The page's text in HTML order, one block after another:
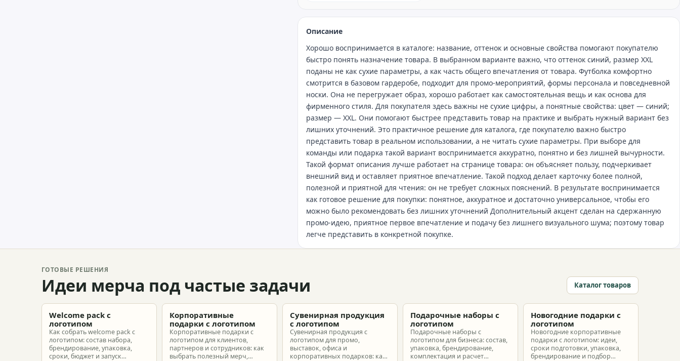
Описание
Хорошо воспринимается в каталоге: название, оттенок и основные свойства помогают покупателю
быстро понять назначение товара. В выбранном варианте важно, что оттенок синий, размер XXL
поданы не как сухие параметры, а как часть общего впечатления от товара. Футболка комфортно
смотрится в базовом гардеробе, подходит для промо‑мероприятий, формы персонала и повседневной
носки. Она не перегружает образ, хорошо работает как самостоятельная вещь и как основа для
фирменного стиля. Для покупателя здесь важны не сухие цифры, а понятные свойства: цвет — синий;
размер — XXL. Они помогают быстрее представить товар на практике и выбрать нужный вариант без
лишних уточнений. Это практичное решение для каталога, где покупателю важно быстро
представить товар в реальном использовании, а не читать сухие параметры. При выборе для
команды или подарка такой вариант воспринимается аккуратно, понятно и без лишней вычурности.
Такой формат описания лучше работает на странице товара: он объясняет пользу, подчеркивает
внешний вид и оставляет приятное впечатление. Такой подход делает карточку более полной,
полезной и приятной для чтения: он не требует сложных пояснений. В результате воспринимается
как готовое решение для покупки: понятное, аккуратное и достаточно универсальное, чтобы его
можно было рекомендовать без лишних уточнений Дополнительный акцент сделан на сдержанную
промо-идею, приятное первое впечатление и подачу без лишнего визуального шума; поэтому товар
легче представить в конкретной покупке.
ГОТОВЫЕ РЕШЕНИЯ
Идеи мерча под частые задачи Каталог товаров
Welcome pack с
логотипом
Как собрать welcome pack с
логотипом: состав набора,
брендирование, упаковка,
сроки, бюджет и запуск
Корпоративные
подарки с логотипом
Корпоративные подарки с
логотипом для клиентов,
партнеров и сотрудников: как
выбрать полезный мерч,
Сувенирная продукция
с логотипом
Сувенирная продукция с
логотипом для промо,
выставок, офиса и
корпоративных подарков: как
Подарочные наборы с
логотипом
Подарочные наборы с
логотипом для бизнеса: состав,
упаковка, брендирование,
комплектация и расчет
Новогодние подарки с
логотипом
Новогодние корпоративные
подарки с логотипом: идеи,
сроки подготовки, упаковка,
брендирование и подбор